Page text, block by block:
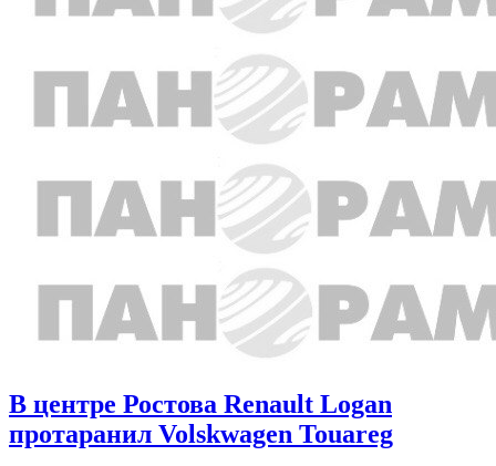
В центре Ростова Renault Logan
протаранил Volskwagen Touareg